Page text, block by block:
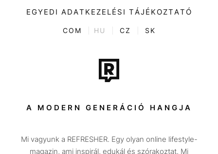
Kultúra
ENTR
Tech-Tudomány
Sport
Társadalom
Utazás
EGYEDI ADATKEZELÉSI TÁJÉKOZTATÓ
COM HU CZ SK
A MODERN GENERÁCIÓ HANGJA
Mi vagyunk a REFRESHER. Egy olyan online lifestyle-
magazin, ami inspirál, edukál és szórakoztat. Mi